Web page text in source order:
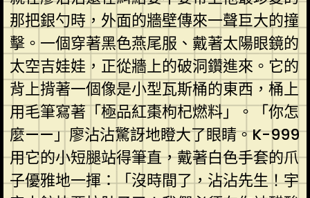
那把銀勺時，外面的牆壁傳來一聲巨大的撞
擊。一個穿著黑色燕尾服、戴著太陽眼鏡的
太空吉娃娃，正從牆上的破洞鑽進來。它的
背上揹著一個像是小型瓦斯桶的東西，桶上
用毛筆寫著「極品紅棗枸杞燃料」。「你怎
麼——」廖沾沾驚訝地瞪大了眼睛。K-999
用它的小短腿站得筆直，戴著白色手套的爪
子優雅地一揮：「沒時間了，沾沾先生！宇